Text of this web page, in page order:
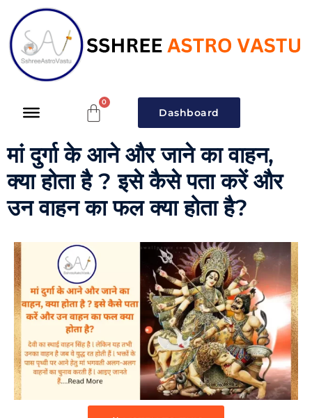
Dashboard
मां दुर्गा के आने और जाने का वाहन,
क्या होता है ? इसे कैसे पता करें और
उन वाहन का फल क्या होता है?